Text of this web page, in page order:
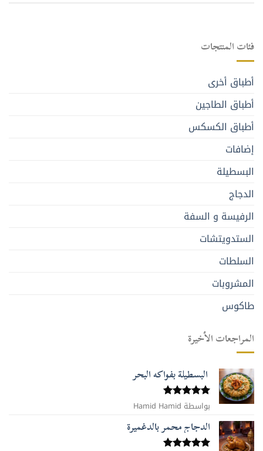
فئات المنتجات
أطباق أخرى
أطباق الطاجين
أطباق الكسكس
إضافات
البسطيلة
الدجاج
الرفيسة و السفة
الستدويتشات
السلطات
المشروبات
طاكوس
المراجعات الأخيرة
البسطيلة بفواكه البحر
تم التقييم
5من 5
بواسطة Hamid Hamid
الدجاج محمر بالدغميرة